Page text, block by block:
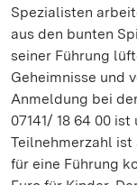
Spezialisten
aus den bunten
seiner Führung
Geheimnisse und
Anmeldung bei
07141/ 18 64 00
Teilnehmerzahl ist
für eine Führung